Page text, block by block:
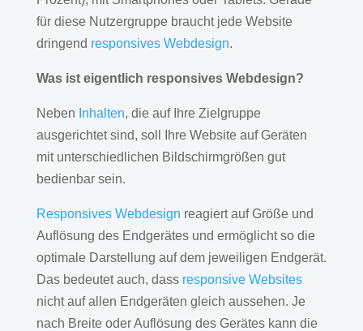
für diese Nutzergruppe braucht jede Website
dringend responsives Webdesign.
Was ist eigentlich responsives Webdesign?
Neben Inhalten, die auf Ihre Zielgruppe
ausgerichtet sind, soll Ihre Website auf Geräten
mit unterschiedlichen Bildschirmgrößen gut
bedienbar sein.
Responsives Webdesign reagiert auf Größe und
Auflösung des Endgerätes und ermöglicht so die
optimale Darstellung auf dem jeweiligen Endgerät.
Das bedeutet auch, dass responsive Websites
nicht auf allen Endgeräten gleich aussehen. Je
nach Breite oder Auflösung des Gerätes kann die